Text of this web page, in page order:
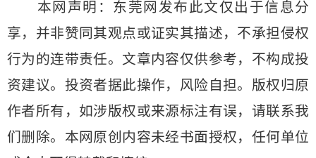
本网声明：东莞网发布此文仅出于信息分
享，并非赞同其观点或证实其描述，不承担侵权
行为的连带责任。文章内容仅供参考，不构成投
资建议。投资者据此操作，风险自担。版权归原
作者所有，如涉版权或来源标注有误，请联系我
们删除。本网原创内容未经书面授权，任何单位